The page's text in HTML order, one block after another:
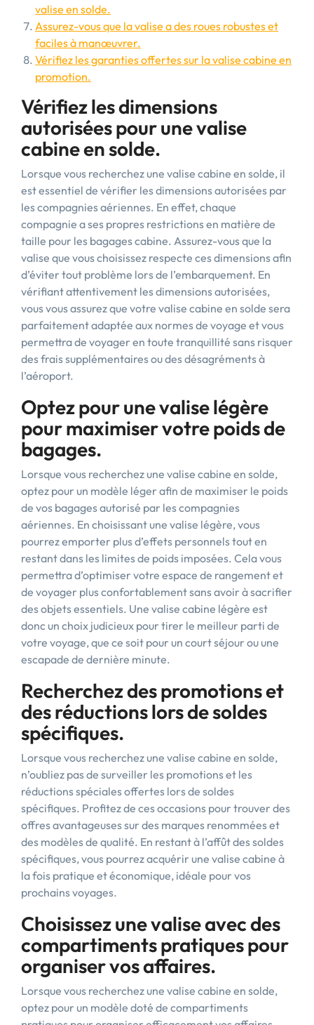
valise en solde.
Assurez-vous que la valise a des roues robustes et
faciles à manœuvrer.
Vérifiez les garanties offertes sur la valise cabine en
promotion.
Vérifiez les dimensions
autorisées pour une valise
cabine en solde.
Lorsque vous recherchez une valise cabine en solde, il
est essentiel de vérifier les dimensions autorisées par
les compagnies aériennes. En effet, chaque
compagnie a ses propres restrictions en matière de
taille pour les bagages cabine. Assurez-vous que la
valise que vous choisissez respecte ces dimensions afin
d’éviter tout problème lors de l’embarquement. En
vérifiant attentivement les dimensions autorisées,
vous vous assurez que votre valise cabine en solde sera
parfaitement adaptée aux normes de voyage et vous
permettra de voyager en toute tranquillité sans risquer
des frais supplémentaires ou des désagréments à
l’aéroport.
Optez pour une valise légère
pour maximiser votre poids de
bagages.
Lorsque vous recherchez une valise cabine en solde,
optez pour un modèle léger afin de maximiser le poids
de vos bagages autorisé par les compagnies
aériennes. En choisissant une valise légère, vous
pourrez emporter plus d’effets personnels tout en
restant dans les limites de poids imposées. Cela vous
permettra d’optimiser votre espace de rangement et
de voyager plus confortablement sans avoir à sacrifier
des objets essentiels. Une valise cabine légère est
donc un choix judicieux pour tirer le meilleur parti de
votre voyage, que ce soit pour un court séjour ou une
escapade de dernière minute.
Recherchez des promotions et
des réductions lors de soldes
spécifiques.
Lorsque vous recherchez une valise cabine en solde,
n’oubliez pas de surveiller les promotions et les
réductions spéciales offertes lors de soldes
spécifiques. Profitez de ces occasions pour trouver des
offres avantageuses sur des marques renommées et
des modèles de qualité. En restant à l’affût des soldes
spécifiques, vous pourrez acquérir une valise cabine à
la fois pratique et économique, idéale pour vos
prochains voyages.
Choisissez une valise avec des
compartiments pratiques pour
organiser vos affaires.
Lorsque vous recherchez une valise cabine en solde,
optez pour un modèle doté de compartiments